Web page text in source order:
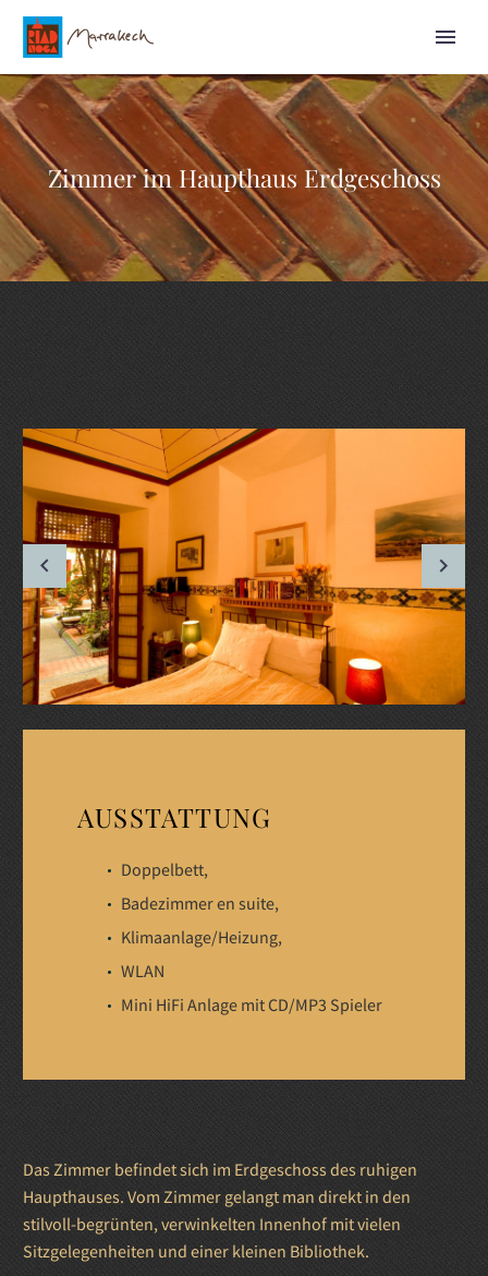
Zimmer im Haupthaus Erdgeschoss
AUSSTATTUNG
Doppelbett,
Badezimmer en suite,
Klimaanlage/Heizung,
WLAN
Mini HiFi Anlage mit CD/MP3 Spieler
Das Zimmer befindet sich im Erdgeschoss des ruhigen
Haupthauses. Vom Zimmer gelangt man direkt in den
stilvoll-begrünten, verwinkelten Innenhof mit vielen
Sitzgelegenheiten und einer kleinen Bibliothek.